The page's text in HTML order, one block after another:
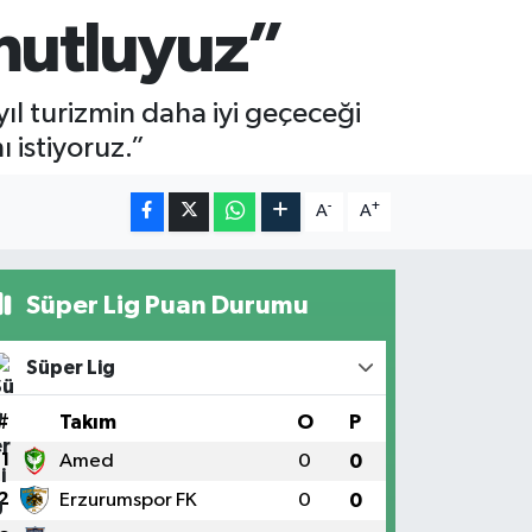
turizmin daha iyi geçeceği
istiyoruz.”
A- A+
Süper Lig Puan Durumu
Süper Lig
Takım O P
1 Amed 0 0
Erzurumspor FK 0 0